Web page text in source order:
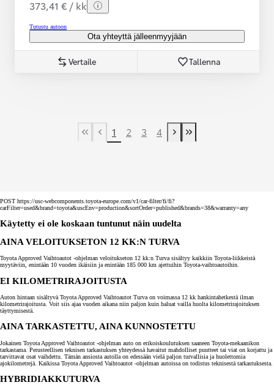
373,41 € / kk
Tutustu autoon
Ota yhteyttä jälleenmyyjään
Vertaile Tallenna
First Page
Previous page
1 2 3 4
Next page
Last Page
POST https://usc-webcomponents.toyota-europe.com/v1/car-filter/fi/fi?
carFilter=used&brand=toyota&uscEnv=production&sortOrder=published&brands=38&warranty=any
Käytetty ei ole koskaan tuntunut näin uudelta
AINA VELOITUKSETON 12 KK:N TURVA
Toyota Approved Vaihtoautot -ohjelman veloitukseton 12 kk:n Turva sisältyy kaikkiin Toyota-liikkeistä
myytäviin, enintään 10 vuoden ikäisiin ja enintään 185 000 km ajettuihin Toyota-vaihtoautoihin.
EI KILOMETRIRAJOITUSTA
Auton hintaan sisältyvä Toyota Approved Vaihtoautot Turva on voimassa 12 kk hankintahetkestä ilman
kilometrirajoitusta. Voit siis ajaa vuoden aikana niin paljon kuin haluat vailla huolta kilometrirajoituksen
täyttymisestä.
AINA TARKASTETTU, AINA KUNNOSTETTU
Jokainen Toyota Approved Vaihtoautot -ohjelman auto on erikoiskoulutuksen saaneen Toyota-mekaanikon
tarkastama. Perusteellisen teknisen tarkastuksen yhteydessä havaitut mahdolliset puutteet tai viat on korjattu ja
tarvittavat osat vaihdettu. Tämän ansiosta autolla on edessään vielä paljon turvallisia ja huolettomia
ajokilometrejä. Kaikissa Toyota Approved Vaihtoautot -ohjelman autoissa on todistus teknisestä tarkastuksesta.
HYBRIDIAKKUTURVA